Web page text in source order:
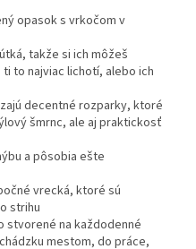
opasok s vrkočom v
takže si ich môžeš
to najviac lichotí, alebo ich
decentné rozparky, ktoré
šmrnc, ale aj praktickosť
a pôsobia ešte
vrecká, ktoré sú
strihu
na každodenné
mestom, do práce,